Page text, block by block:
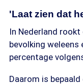
'Laat zien dat
In Nederland
bevolking
percentage
Daarom is